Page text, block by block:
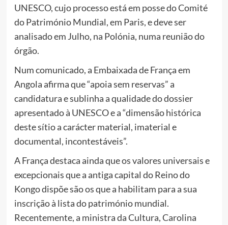
UNESCO, cujo processo está em posse do Comité
do Património Mundial, em Paris, e deve ser
analisado em Julho, na Polónia, numa reunião do
órgão.
Num comunicado, a Embaixada de França em
Angola afirma que “apoia sem reservas” a
candidatura e sublinha a qualidade do dossier
apresentado à UNESCO e a “dimensão histórica
deste sítio a carácter material, imaterial e
documental, incontestáveis”.
A França destaca ainda que os valores universais e
excepcionais que a antiga capital do Reino do
Kongo dispõe são os que a habilitam para a sua
inscrição à lista do património mundial.
Recentemente, a ministra da Cultura, Carolina